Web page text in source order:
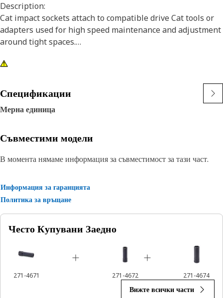
Description:
Cat impact sockets attach to compatible drive Cat tools or
adapters used for high speed maintenance and adjustment
around tight spaces.
Attributes:
• Deep length
• 3/8 inch square drive
• Black oxide finish
Спецификации
Мерна единица
Съвместими модели
В момента нямаме информация за съвместимост за тази част.
Информация за гаранцията
Политика за връщане
Често Купувани Заедно
271-4671 271-4672 271-4674
Вижте всички части